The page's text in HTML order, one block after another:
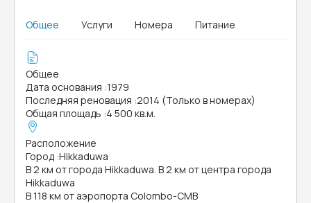
Общее Услуги Номера Питание
Общее
Дата основания :1979
Последняя реновация :2014 (Только в номерах)
Общая площадь :4 500 кв.м.
Расположение
Город :Hikkaduwa
В 2 км от города Hikkaduwa. В 2 км от центра города
Hikkaduwa
В 118 км от аэропорта Colombo-CMB